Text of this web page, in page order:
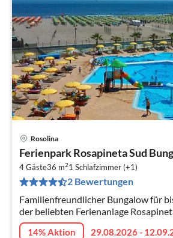
Rosolina
Ferienpark Rosapineta Sud
4 Gäste36 m21 Schlafzimmer (+1)
2 Bewertungen
Familienfreundlicher Bungalow für
der beliebten Ferienanlage
Spielplatz, Pools und direktem
14% Aktion
29.08.2026 -